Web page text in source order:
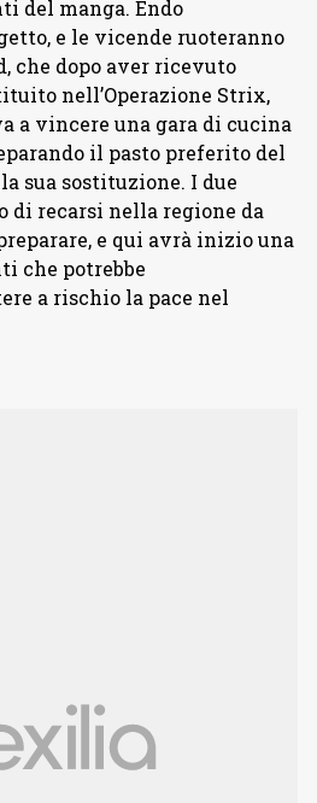
del manga. Endo
e le vicende ruoteranno
che dopo aver ricevuto
nell’Operazione Strix,
a vincere una gara di cucina
il pasto preferito del
sua sostituzione. I due
di recarsi nella regione da
e qui avrà inizio una
che potrebbe
a rischio la pace nel